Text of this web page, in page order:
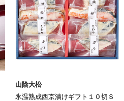
山陰大松
氷温熟成西京漬けギフト１０切Ｓ